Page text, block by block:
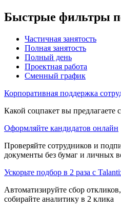
Быстрые фильтры
Частичная занятость
Полная занятость
Полный день
Проектная работа
Сменный график
Корпоративная поддержка
Какой соцпакет вы предлагаете
Оформляйте кандидатов онлайн
Проверяйте сотрудников и
документы без бумаг и личных
Ускорьте подбор в 2 раза с
Автоматизируйте сбор
собирайте аналитику в 2 клика